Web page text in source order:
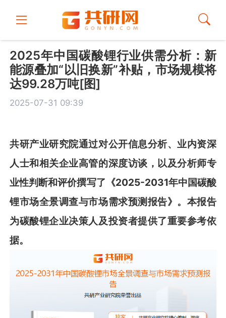
2025年中国碳酸锂行业供需分析：新
能源叠加“以旧换新”补贴，市场规模将
达99.28万吨[图]
2025-07-31 09:39
共研产业研究院通过对公开信息分析、业内资深
人士和相关企业高管的深度访谈，以及分析师专
业性判断和评价撰写了《2025-2031年中国碳酸
锂市场全景调查与市场需求预测报告》 。本报告
为碳酸锂企业决策人及投资者提供了重要参考依
据。